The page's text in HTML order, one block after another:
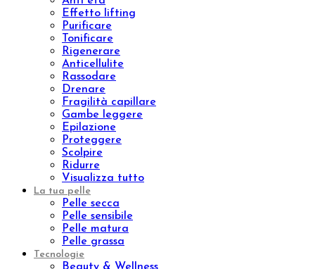
Sculpture Wrap
Wrap Dren Massage
Velashape
Carbossiterapia
Epilazione laser ad Alessandrite
Benessere
Prodotti
Integratori
Aromaterapia
Kit
Linee
Aromatic natural oil
Aromatic sinergy
Oleum
Trattamenti
Indian Ritual
Pinda Eva
Esigenza
Nutrire
Idratare
Anti età